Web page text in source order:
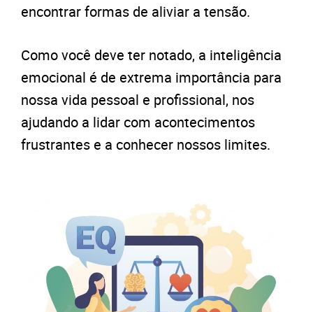
encontrar formas de aliviar a tensão.
Como você deve ter notado, a inteligência
emocional é de extrema importância para
nossa vida pessoal e profissional, nos
ajudando a lidar com acontecimentos
frustrantes e a conhecer nossos limites.